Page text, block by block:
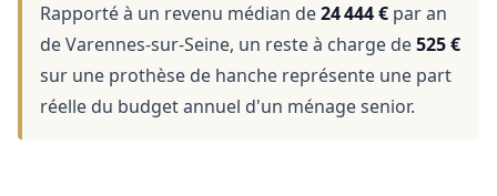
Rapporté à un revenu médian de24 444 € par an
de Varennes-sur-Seine, un reste à charge de525 €
sur une prothèse de hanche représente une part
réelle du budget annuel d'un ménage senior.